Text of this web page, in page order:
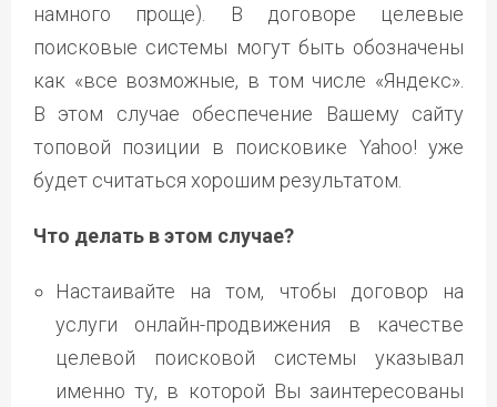
намного проще). В договоре целевые
поисковые системы могут быть обозначены
как «все возможные, в том числе «Яндекс».
В этом случае обеспечение Вашему сайту
топовой позиции в поисковике Yahoo! уже
будет считаться хорошим результатом.
Что делать в этом случае?
Настаивайте на том, чтобы договор на
услуги онлайн-продвижения в качестве
целевой поисковой системы указывал
именно ту, в которой Вы заинтересованы